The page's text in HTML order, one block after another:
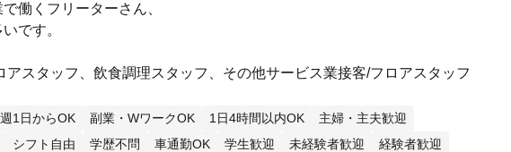
働くフリーターさん、
です。
アスタッフ、飲食調理スタッフ、その他サービス業接客/フロアスタッフ
週1日からOK 副業・WワークOK 1日4時間以内OK
主婦・主夫歓迎
シフト自由 学歴不問 車通勤OK 学生歓迎 未経験者歓迎
経験者歓迎